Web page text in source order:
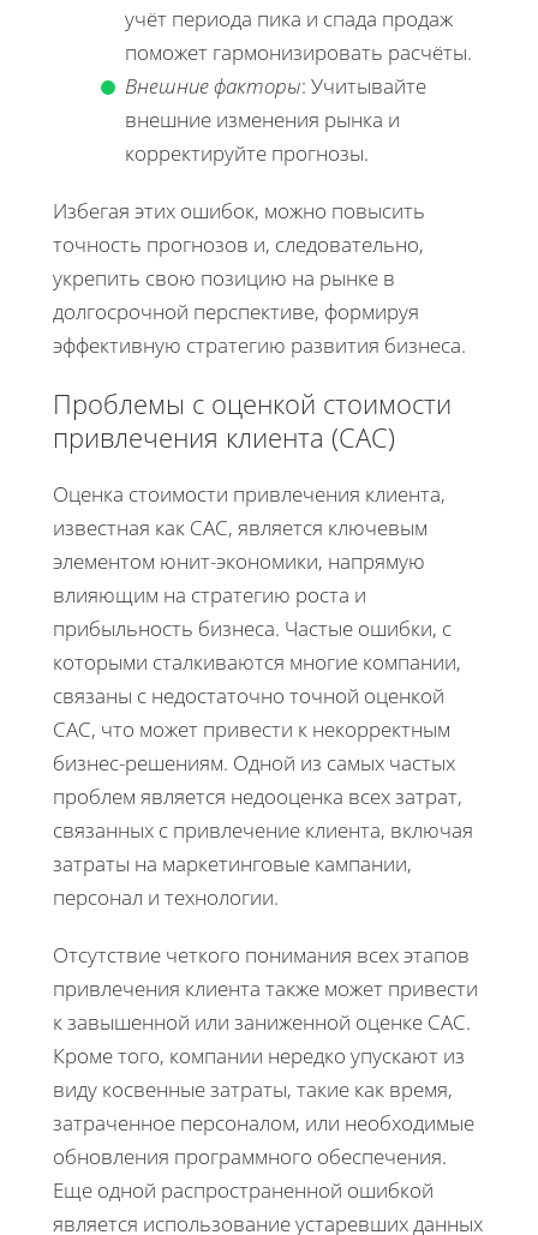
учёт периода пика и спада продаж
поможет гармонизировать расчёты.
Внешние факторы: Учитывайте
внешние изменения рынка и
корректируйте прогнозы.
Избегая этих ошибок, можно повысить
точность прогнозов и, следовательно,
укрепить свою позицию на рынке в
долгосрочной перспективе, формируя
эффективную стратегию развития бизнеса.
Проблемы с оценкой стоимости
привлечения клиента (CAC)
Оценка стоимости привлечения клиента,
известная как CAC, является ключевым
элементом юнит-экономики, напрямую
влияющим на стратегию роста и
прибыльность бизнеса. Частые ошибки, с
которыми сталкиваются многие компании,
связаны с недостаточно точной оценкой
CAC, что может привести к некорректным
бизнес-решениям. Одной из самых частых
проблем является недооценка всех затрат,
связанных с привлечение клиента, включая
затраты на маркетинговые кампании,
персонал и технологии.
Отсутствие четкого понимания всех этапов
привлечения клиента также может привести
к завышенной или заниженной оценке CAC.
Кроме того, компании нередко упускают из
виду косвенные затраты, такие как время,
затраченное персоналом, или необходимые
обновления программного обеспечения.
Еще одной распространенной ошибкой
является использование устаревших данных